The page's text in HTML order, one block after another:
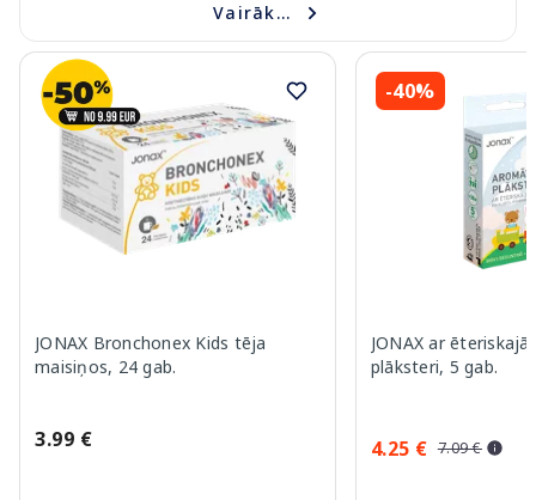
Vairāk...
JONAX Bronchonex Kids tēja
maisiņos, 24 gab.
3.99 €
-40%
JONAX ar
plāksteri, 5 gab.
4.25 € 7.09 €